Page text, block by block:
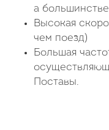
а
Высокая
чем поезд)
Большая
Поставы.